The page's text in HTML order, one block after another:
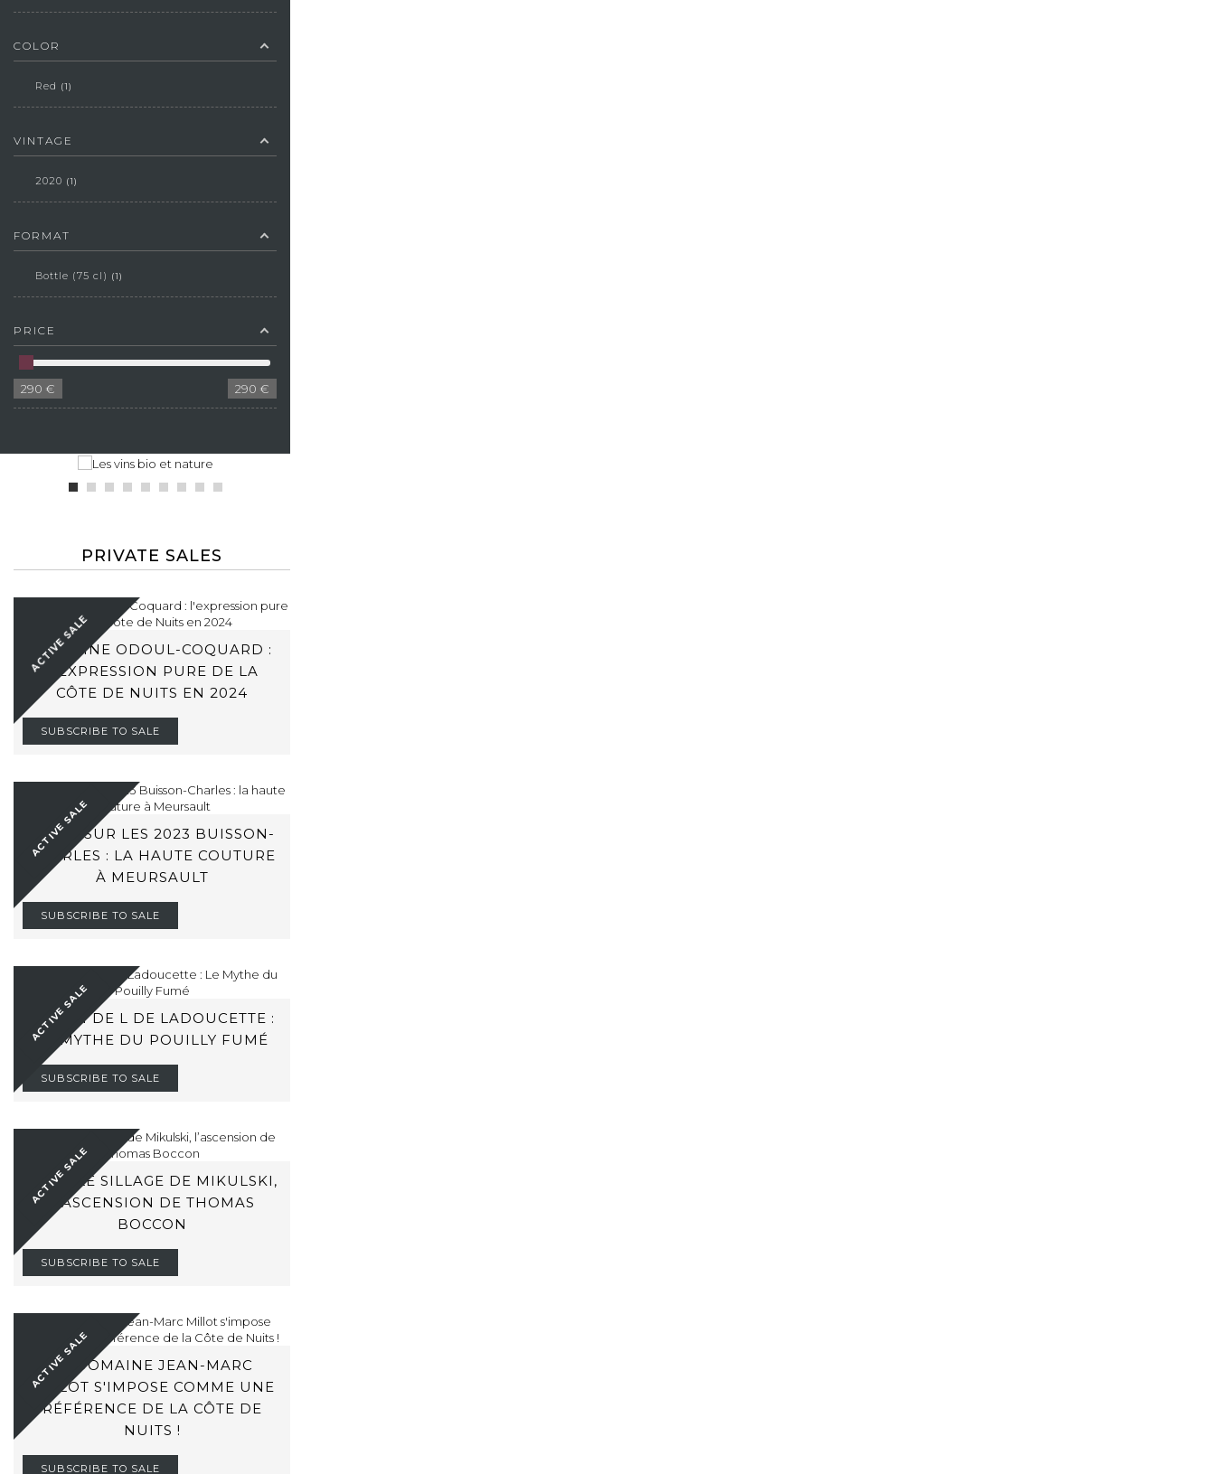
COLOR
Red 1
VINTAGE
2020 1
FORMAT
Bottle (75 cl) 1
PRICE
290 € 290 €
PRIVATE SALES
DOMAINE ODOUL-COQUARD :
L'EXPRESSION PURE DE LA
CÔTE DE NUITS EN 2024
SUBSCRIBE TO SALE
ACTIVE SALE
ZOOM SUR LES 2023 BUISSON-
CHARLES : LA HAUTE COUTURE
À MEURSAULT
SUBSCRIBE TO SALE
ACTIVE SALE
BARON DE L DE LADOUCETTE :
LE MYTHE DU POUILLY FUMÉ
SUBSCRIBE TO SALE
ACTIVE SALE
DANS LE SILLAGE DE MIKULSKI,
L’ASCENSION DE THOMAS
BOCCON
SUBSCRIBE TO SALE
ACTIVE SALE
LE DOMAINE JEAN-MARC
MILLOT S'IMPOSE COMME UNE
RÉFÉRENCE DE LA CÔTE DE
NUITS !
SUBSCRIBE TO SALE
ACTIVE SALE